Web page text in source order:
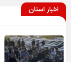
اخبار استان